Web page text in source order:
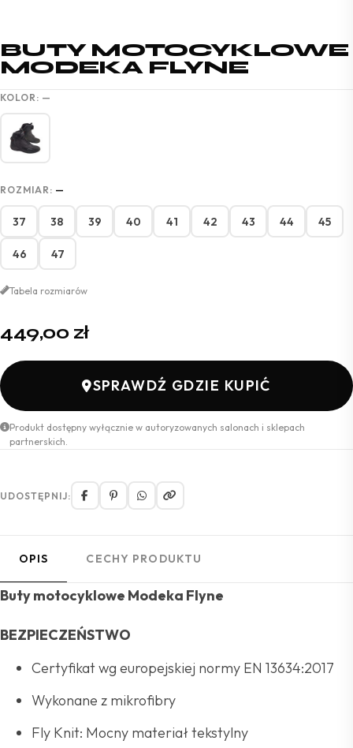
BUTY MOTOCYKLOWE
MODEKA FLYNE
KOLOR: —
ROZMIAR: —
37 38 39 40 41 42 43 44 45
46 47
Tabela rozmiarów
449,00 zł
SPRAWDŹ GDZIE KUPIĆ
Produkt dostępny wyłącznie w autoryzowanych salonach i sklepach
partnerskich.
UDOSTĘPNIJ:
OPIS CECHY PRODUKTU
Buty motocyklowe Modeka Flyne
BEZPIECZEŃSTWO
Certyfikat wg europejskiej normy EN 13634:2017
Wykonane z mikrofibry
Fly Knit: Mocny materiał tekstylny